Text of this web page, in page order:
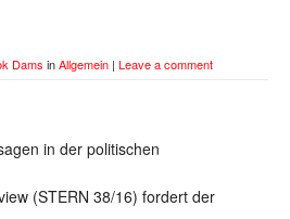
Dams inAllgemein | Leave a comment
in der politischen
(STERN 38/16) fordert der